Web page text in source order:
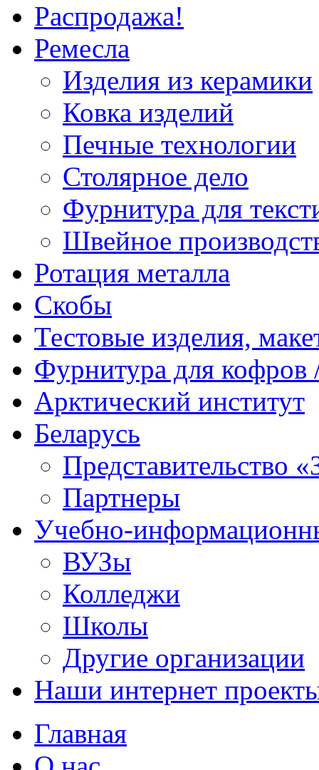
Распродажа!
Ремесла
Изделия из керамики
Ковка изделий
Печные технологии
Столярное дело
Фурнитура для
Швейное
Ротация металла
Скобы
Тестовые изделия,
Фурнитура для кофров
Арктический институт
Беларусь
Представительство
Партнеры
Учебно-
ВУЗы
Колледжи
Школы
Другие организации
Наши интернет
Главная